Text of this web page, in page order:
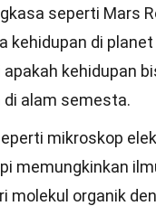
seperti Mars
kehidupan di
kehidupan
alam semesta.
mikroskop
memungkinkan
molekul organik